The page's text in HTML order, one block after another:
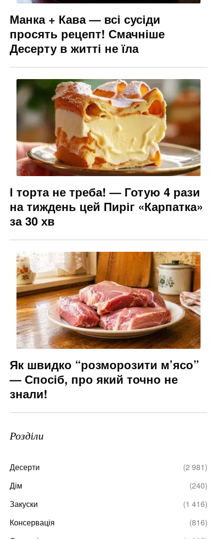
Манка + Кава — всі сусіди
просять рецепт! Смачніше
Десерту в житті не їла
І торта не треба! — Готую 4 рази
на тиждень цей Пиріг «Карпатка»
за 30 хв
Як швидко “розморозити м’ясо”
— Спосіб, про який точно не
знали!
Розділи
Десерти
(2 981)
Дім
(240)
Закуски
(1 416)
Консервація
(816)